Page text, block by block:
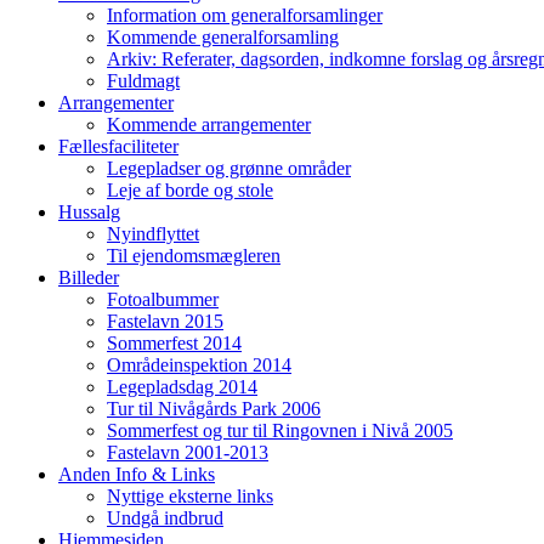
Information om generalforsamlinger
Kommende generalforsamling
Arkiv: Referater, dagsorden, indkomne forslag og
Fuldmagt
Arrangementer
Kommende arrangementer
Fællesfaciliteter
Legepladser og grønne områder
Leje af borde og stole
Hussalg
Nyindflyttet
Til ejendomsmægleren
Billeder
Fotoalbummer
Fastelavn 2015
Sommerfest 2014
Områdeinspektion 2014
Legepladsdag 2014
Tur til Nivågårds Park 2006
Sommerfest og tur til Ringovnen i Nivå 2005
Fastelavn 2001-2013
Anden Info & Links
Nyttige eksterne links
Undgå indbrud
Hjemmesiden